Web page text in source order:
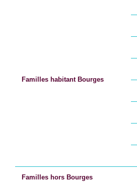
Familles habitant Bourges
Familles hors Bourges